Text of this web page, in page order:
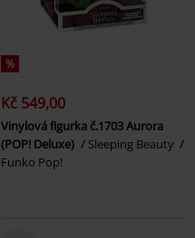
%
Kč 549,00
Vinylová figurka č.1703 Aurora
(POP! Deluxe)
Sleeping Beauty
Funko Pop!